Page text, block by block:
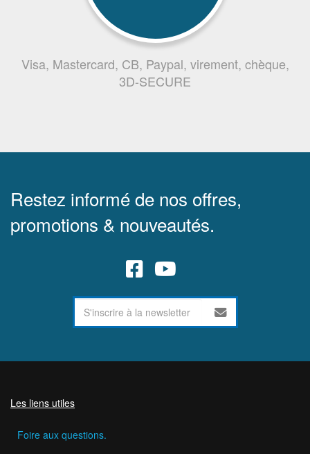
Visa, Mastercard, CB, Paypal, virement, chèque,
3D-SECURE
Restez informé de nos offres,
promotions & nouveautés.
Les liens utiles
Foire aux questions.